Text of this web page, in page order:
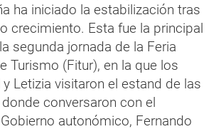
ha iniciado la estabilización tras
crecimiento. Esta fue la principal
segunda jornada de la Feria
Turismo (Fitur), en la que los
y Letizia visitaron el estand de las
conversaron con el
autonómico, Fernando